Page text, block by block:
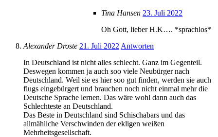
Tina Hansen 23. Juli 2022
Oh Gott, lieber H.K…. *sprachlos*
Alexander Droste 21. Juli 2022 Antworten
In Deutschland ist nicht alles schlecht. Ganz im Gegenteil.
Deswegen kommen ja auch soo viele Neubürger nach
Deutschland. Weil sie es hier soo gut finden, werden sie auch
flugs eingebürgert und brauchen noch nicht einmal mehr die
Deutsche Sprache lernen. Das wäre wohl dann auch das
Schlechteste an Deutschland.
Das Beste in Deutschland sind Schischabars und das
allmähliche Verschwinden der ekligen weißen
Mehrheitsgesellschaft.